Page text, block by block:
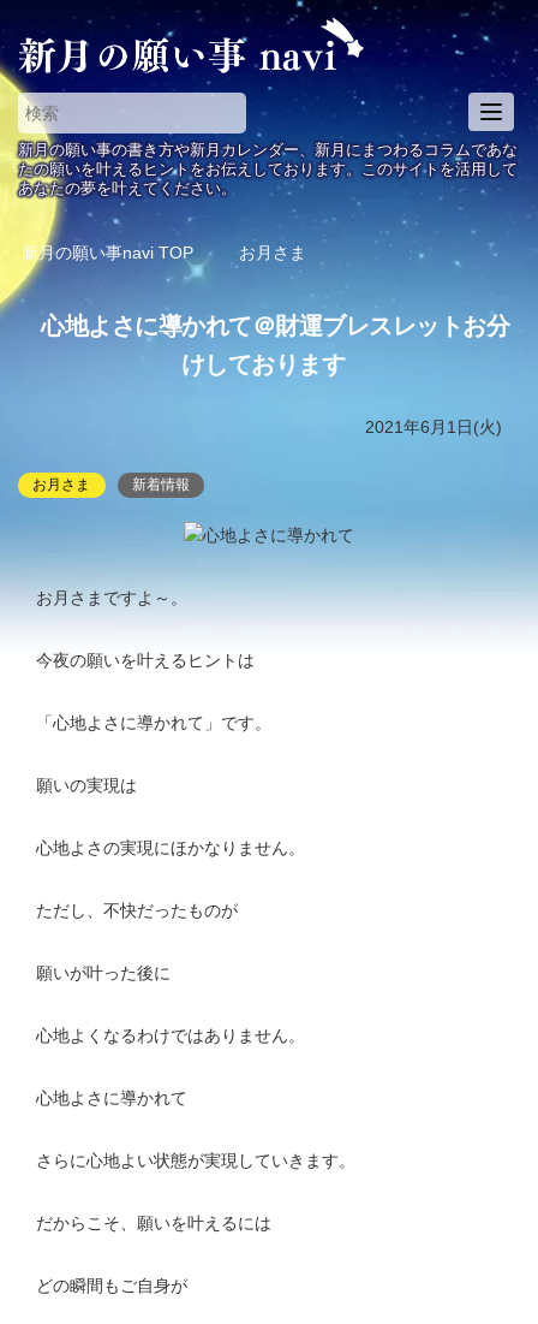
T
o
g
g
e
v
t
新月の願い事の書き方や新月カレンダー、新月にまつわるコラムであな
たの願いを叶えるヒントをお伝えしております。このサイトを活用して
あなたの夢を叶えてください。
新月の願い事navi TOP お月さま
心地よさに導かれて＠財運ブレスレットお分
けしております
2021年6月1日(火)
お月さま 新着情報
お月さまですよ～。
今夜の願いを叶えるヒントは
「心地よさに導かれて」です。
願いの実現は
心地よさの実現にほかなりません。
ただし、不快だったものが
願いが叶った後に
心地よくなるわけではありません。
心地よさに導かれて
さらに心地よい状態が実現していきます。
だからこそ、願いを叶えるには
どの瞬間もご自身が